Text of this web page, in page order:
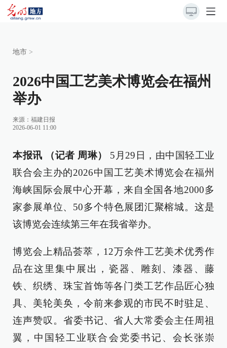
地市 >
2026中国工艺美术博览会在福州
举办
来源： 福建日报
2026-06-01 11:00
本报讯 （记者 周琳）
5月29日，由中国轻工业
联合会主办的2026中国工艺美术博览会在福州
海峡国际会展中心开幕，来自全国各地2000多
家参展单位、50多个特色展团汇聚榕城。这是
该博览会连续第三年在我省举办。
博览会上精品荟萃，12万余件工艺美术优秀作
品在这里集中展出，瓷器、雕刻、漆器、藤
铁、织绣、珠宝首饰等各门类工艺作品匠心独
具、美轮美奂，令前来参观的市民不时驻足、
连声赞叹。省委书记、省人大常委会主任周祖
翼，中国轻工业联合会党委书记、会长张崇